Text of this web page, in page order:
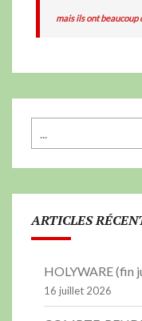
mais ils ont beaucoup
ARTICLES
HOLYWARE (fin
16 juillet 2026